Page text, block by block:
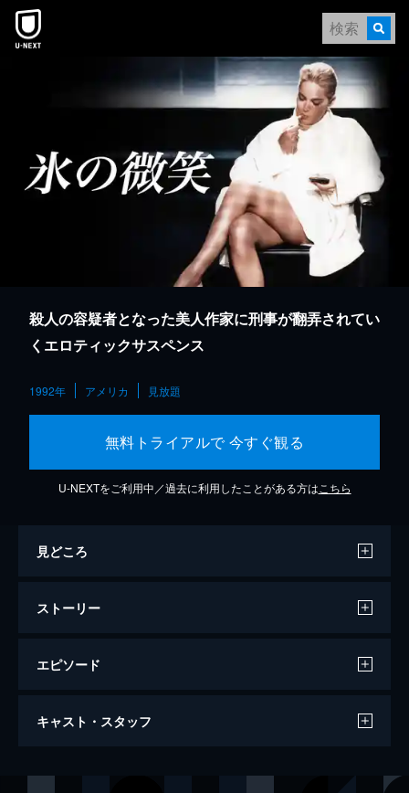
本文へスキップ
殺人の容疑者となった美人作家に刑事が翻弄されてい
くエロティックサスペンス
1992年 アメリカ 見放題
無料トライアルで 今すぐ観る
U-NEXTをご利用中／過去に利用したことがある方は こちら
見どころ
ストーリー
エピソード
氷の微笑
キャスト・スタッフ